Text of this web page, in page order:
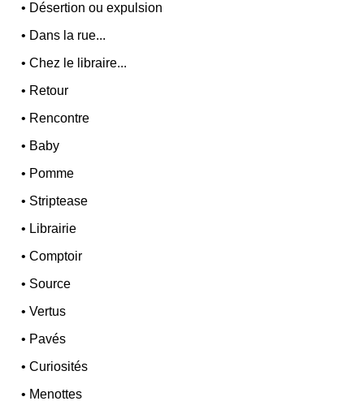
• Désertion ou expulsion
• Dans la rue...
•Chez le libraire...
• Retour
• Rencontre
• Baby
• Pomme
• Striptease
• Librairie
•Comptoir
• Source
•Vertus
• Pavés
•Curiosités
• Menottes